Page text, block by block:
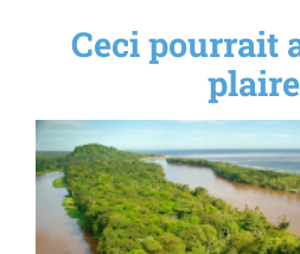
Ceci pourrait